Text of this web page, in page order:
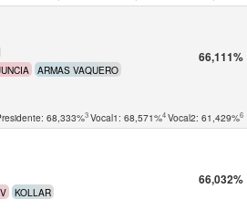
ARMAS VAQUERO
66,111%
68,333%3Vocal1: 68,571%4Vocal2: 61,429%6
KOLLAR
66,032%